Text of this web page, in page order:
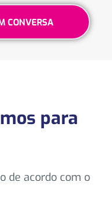
CONVERSA
para
de acordo com o